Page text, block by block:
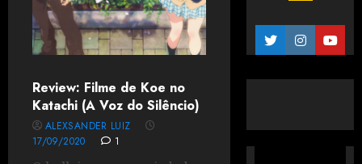
Review: Filme de Koe no
Katachi (A Voz do Silêncio)
ALEXSANDER LUIZ
17/09/2020
1